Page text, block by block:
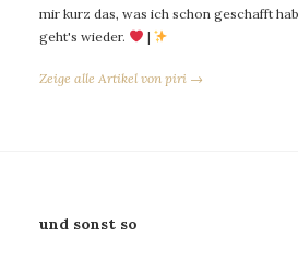
mir kurz das, was ich schon geschafft
geht's wieder.
|
Zeige alle Artikel von piri →
und sonst so